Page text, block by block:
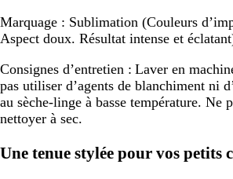
Marquage : Sublimation (Couleurs
Aspect doux. Résultat intense et
Consignes d’entretien : Laver en
pas utiliser d’agents de blanchiment ni
au sèche-linge à basse température. Ne
nettoyer à sec.
Une tenue stylée pour vos petits